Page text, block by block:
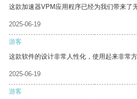
这款加速器VPM应用程序已经为我们带来了
2025-06-19
游客
这款软件的设计非常人性化，使用起来非常方
2025-06-19
游客